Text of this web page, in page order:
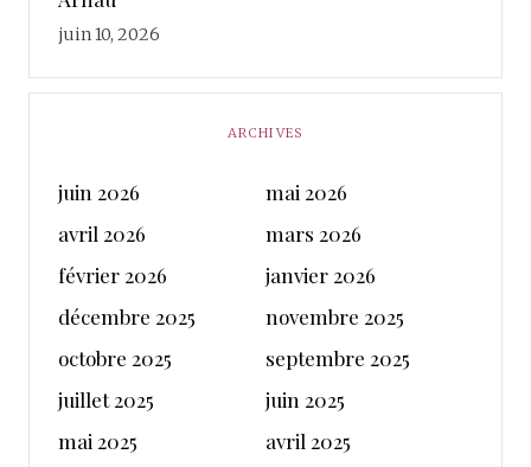
juin 10, 2026
ARCHIVES
juin 2026
mai 2026
avril 2026
mars 2026
février 2026
janvier 2026
décembre 2025
novembre 2025
octobre 2025
septembre 2025
juillet 2025
juin 2025
mai 2025
avril 2025